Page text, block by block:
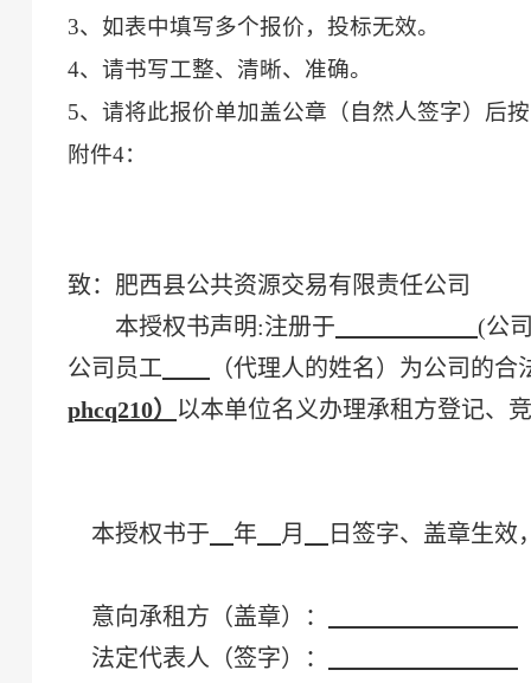
3、如表中填写多个报价，投标无效。
4、请书写工整、清晰、准确。
5、请将此报价单加盖公章（ 自然人签字）后
附件4：
致： 肥西县公共资源交易有限责任公司
本授权书声明:注册于 (公
公司员工
（代理人的姓名）为公司的合
phcq210） 以本单位名义办理承租方登记、
本授权书于 年 月 日签字、盖章生效
意向承租方（盖章）：
法定代表人（签字）：